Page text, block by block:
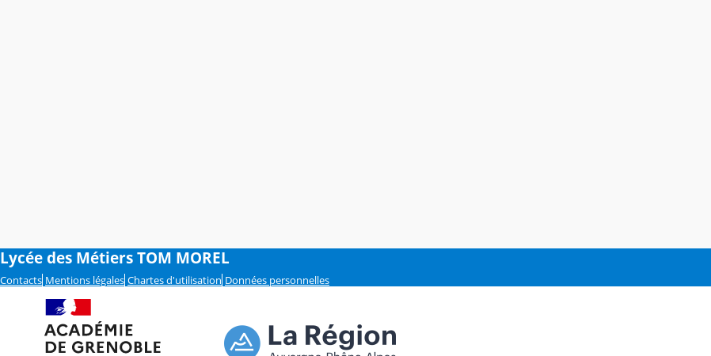
Lycée des Métiers TOM MOREL
Contacts Mentions légales Chartes d'utilisation Données personnelles